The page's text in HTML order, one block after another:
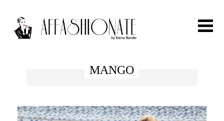
MANGO